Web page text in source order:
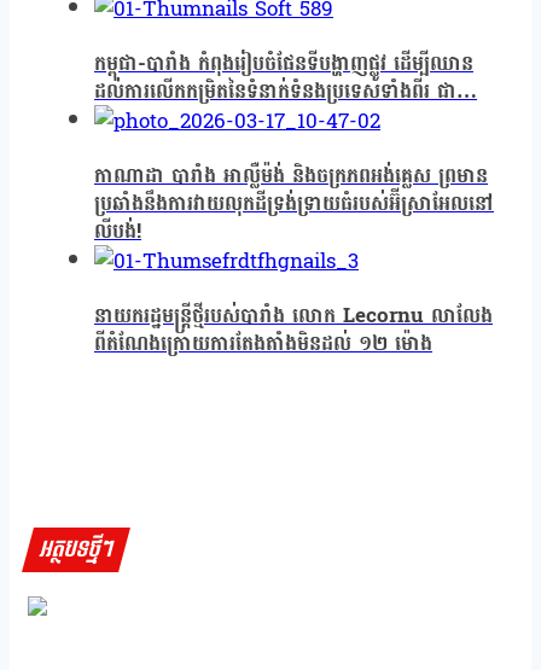
កម្ពុជា-បារាំង កំពុងរៀបចំផែនទីបង្ហាញផ្លូវ ដើម្បីឈាន
ដល់ការលើកកម្រិតនៃទំនាក់ទំនងប្រទេសទាំងពីរ ជា…
កាណាដា បារាំង អាល្លឺម៉ង់ និងចក្រភពអង់គ្លេស ព្រមាន
ប្រឆាំងនឹងការវាយលុកដីទ្រង់ទ្រាយធំរបស់អ៊ីស្រាអែលនៅ
លីបង់!
នាយករដ្ឋមន្ត្រីថ្មីរបស់​បារាំង​ លោក Lecornu លាលែង​
ពី​តំណែងក្រោយការតែងតាំងមិនដល់ ១២ ម៉ោង
អត្ថបទថ្មីៗ